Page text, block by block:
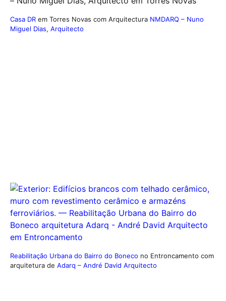
Casa DR em Torres Novas com Arquitectura NMDARQ – Nuno
Miguel Dias, Arquitecto
Reabilitação Urbana do Bairro do Boneco no Entroncamento com
arquitetura de Adarq – André David Arquitecto